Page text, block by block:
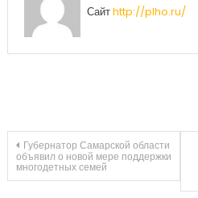
Сайтhttp://plho.ru/
Навигация
по
Губернатор Самарской области
объявил о новой мере поддержки
многодетных семей